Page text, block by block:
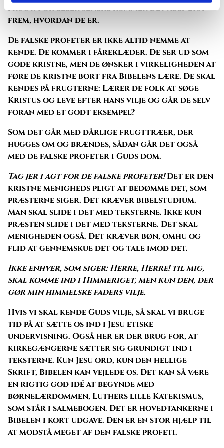
frugt. Før eller senere kommer det åbenlyst
frem, hvordan de er.
De falske profeter er ikke altid nemme at
kende. De kommer i fåreklæder. De ser ud som
gode kristne, men de ønsker i virkeligheden at
føre de kristne bort fra Bibelens lære. De skal
kendes på frugterne: Lærer de folk at søge
Kristus og leve efter hans vilje og går de selv
foran med et godt eksempel?
Som det går med dårlige frugttræer, der
hugges om og brændes, sådan går det også
med de falske profeter i Guds dom.
Tag jer i agt for de falske profeter!Det er den
kristne menigheds pligt at bedømme det, som
præsterne siger. Det kræver bibelstudium.
Man skal slide i det med teksterne. Ikke kun
præsten slide i det med teksterne. Det skal
menigheden også. Det kræver bøn, omhu og
flid at gennemskue det og tale imod det.
Ikke enhver, som siger: Herre, Herre! til mig,
skal komme ind i Himmeriget, men kun den, der
gør min himmelske faders vilje.
Hvis vi skal kende Guds vilje, så skal vi bruge
tid på at sætte os ind i Jesu etiske
undervisning. Også her er der brug for, at
kirkegængerne sætter sig grundigt ind i
teksterne. Kun Jesu ord, kun den hellige
Skrift, Bibelen kan vejlede os. Det kan så være
en rigtig god idé at begynde med
børnelærdommen, Luthers lille Katekismus,
som står i salmebogen. Det er hovedtankerne i
Bibelen i kort udgave. Den er en stor hjælp til
at modstå meget af den falske profeti.